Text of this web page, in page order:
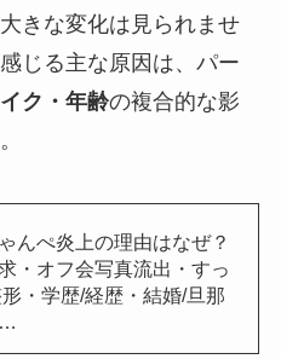
きな変化は見られませ
じる主な原因は、パー
ク・年齢の複合的な影
んぺ炎上の理由はなぜ？
・オフ会写真流出・すっ
・学歴/経歴・結婚/旦那